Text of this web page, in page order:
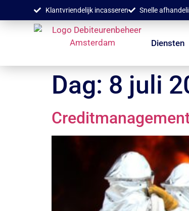
Klantvriendelijk incasseren Snelle
Diensten
Dag: 8 juli